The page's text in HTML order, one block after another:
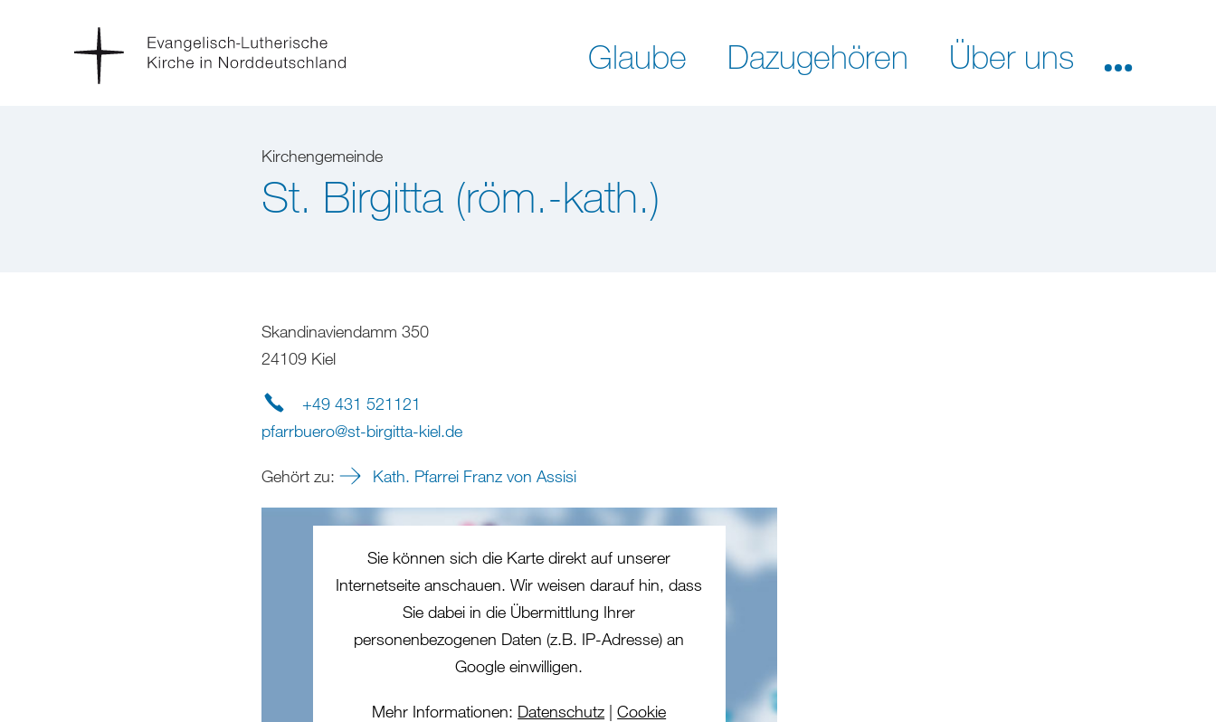
Glaube Dazugehören Über uns
Kirchengemeinde
St. Birgitta (röm.-kath.)
Skandinaviendamm 350
24109 Kiel
+49 431 521121
pfarrbuero@st-birgitta-kiel.de
Gehört zu: Kath. Pfarrei Franz von Assisi
Sie können sich die Karte direkt auf unserer
Internetseite anschauen. Wir weisen darauf hin, dass
Sie dabei in die Übermittlung Ihrer
personenbezogenen Daten (z.B. IP-Adresse) an
Google einwilligen.
Mehr Informationen: Datenschutz |Cookie